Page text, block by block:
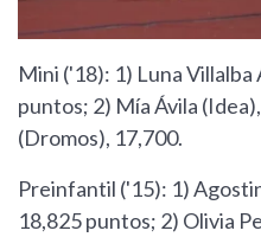
Mini ('18): 1) Luna Villalba
puntos; 2) Mía Ávila
(Dromos), 17,700.
Preinfantil ('15): 1)
18,825 puntos; 2) Olivia